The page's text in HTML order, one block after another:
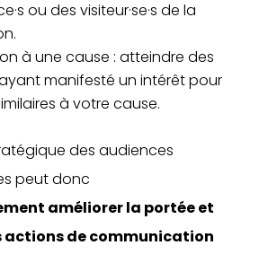
ou des visiteur·se·s de la
à une cause : atteindre des
manifesté un intérêt pour
à votre cause.
des audiences
peut donc
améliorer la portée et
actions de communication